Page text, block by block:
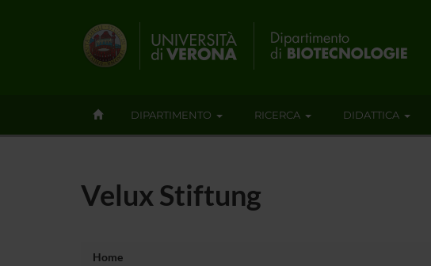
DIPARTIMENTO RICERCA DIDATTICA
Velux Stiftung
Home